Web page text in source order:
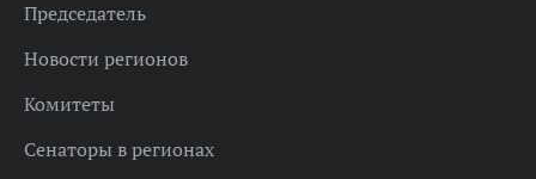
Председатель
Новости регионов
Комитеты
Сенаторы в регионах